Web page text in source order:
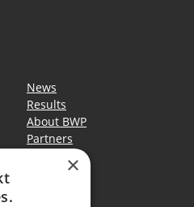
News
Results
About BWP
Partners
×